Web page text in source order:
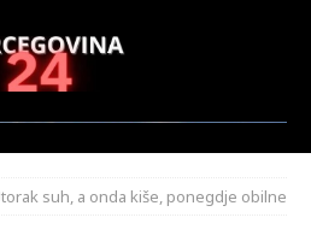
Utorak suh, a onda kiše, ponegdje obilne